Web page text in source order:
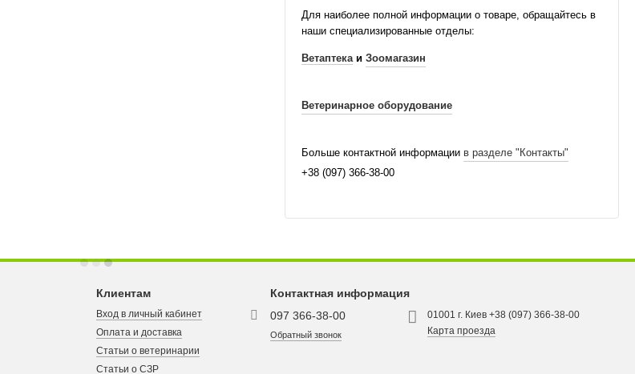
Для наиболее полной информации о товаре, обращайтесь в
наши специализированные отделы:
Ветаптекаи Зоомагазин
Ветеринарное оборудование
Больше контактной информации в разделе "Контакты"
+38 (097) 366-38-00
Клиентам
Вход в личный кабинет
Оплата и доставка
Статьи о ветеринарии
Статьи о СЗР
Контактная информация
097 366-38-00
Обратный звонок
01001 г. Киев +38 (097) 366-38-00
Карта проезда